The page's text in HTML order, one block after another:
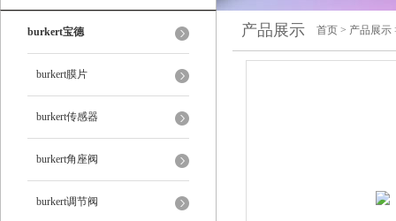
burkert宝德
burkert膜片
burkert传感器
burkert角座阀
burkert调节阀
产品展示 首页 > 产品展示